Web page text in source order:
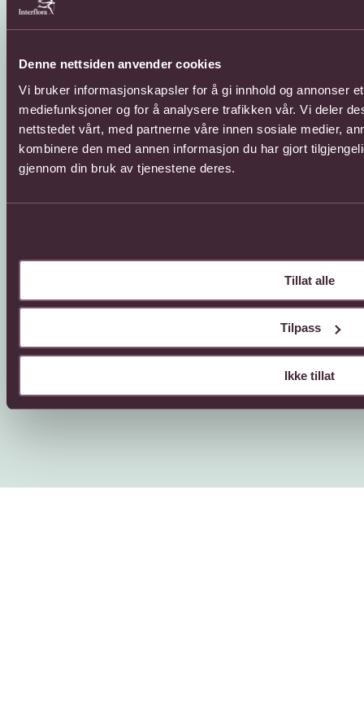
Denne nettsiden anvender cookies
Vi bruker informasjonskapsler for å gi innhold og annonser
mediefunksjoner og for å analysere trafikken vår. Vi deler
nettstedet vårt, med partnerne våre innen sosiale medier,
kombinere den med annen informasjon du har gjort
gjennom din bruk av tjenestene deres.
Tillat alle
Tilpass
Ikke tillat
Facebook
Instagram
YouTube
© 2026 Interflora Norge SA
Billingstadsletta 13, 1396 Billingstad